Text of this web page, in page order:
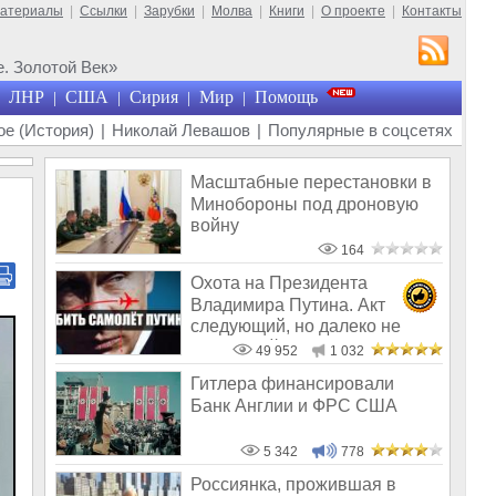
Ссылки Зарубки Молва Книги О проекте Контакты
Золотой Век»
ЛНР | США | Сирия | Мир | Помощь
(История) | Николай Левашов | Популярные в соцсетях
Масштабные перестановки в
Минобороны под дроновую
войну
164
Охота на Президента
Владимира Путина. Акт
следующий, но далеко не
последний
49 952 1 032
Гитлера финансировали
Банк Англии и ФРС США
5 342 778
Россиянка, прожившая в